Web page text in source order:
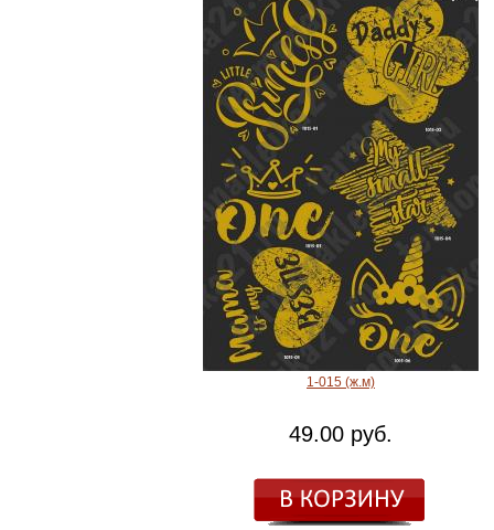
1-015 (ж.м)
49.00 руб.